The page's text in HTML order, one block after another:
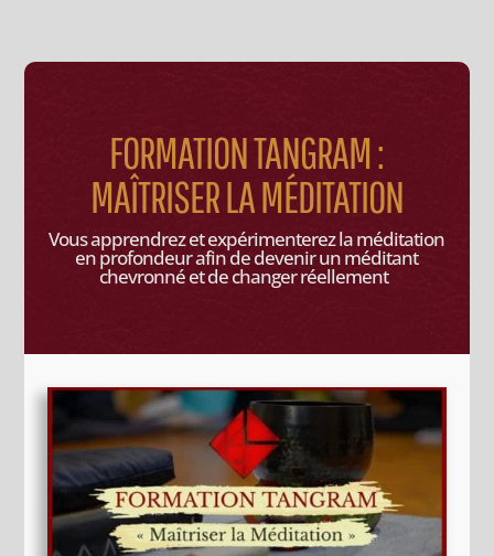
FORMATION TANGRAM :
MAÎTRISER LA MÉDITATION
Vous apprendrez et expérimenterez la méditation
en profondeur afin de devenir un méditant
chevronné et de changer réellement